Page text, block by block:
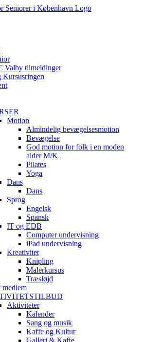
Valby tilmeldinger
Kursusringen
Motion
Almindelig bevægelsesmotion
Bevægelse
God motion for folk i en moden
alder M/K
Pilates
Yoga
Dans
Dans
Sprog
Engelsk
Spansk
IT og EDB
Computer undervisning
iPad undervisning
Kreativitet
Knipling
Malerkursus
Træsløjd
Aktiviteter
Kalender
Sang og musik
Kaffe og Kultur
Galleri & Kaffe